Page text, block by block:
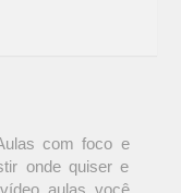
com foco e
onde quiser e